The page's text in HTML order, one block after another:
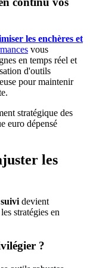
les enchères et
vous
en temps réel et
d'outils
pour maintenir
stratégique des
euro dépensé
les
devient
stratégies en
?